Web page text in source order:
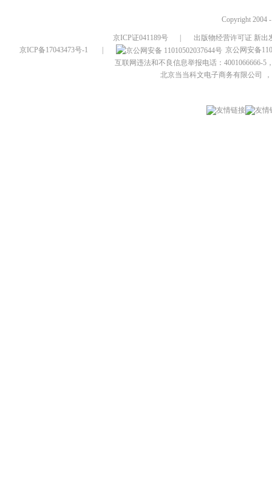
Copyright 2004
京ICP证041189号
出版物经营许可证 新出
京ICP备17043473号-1
京公网安备
互联网违法和不良信息举报电话：4001066666-5
北京当当科文电子商务有限公司